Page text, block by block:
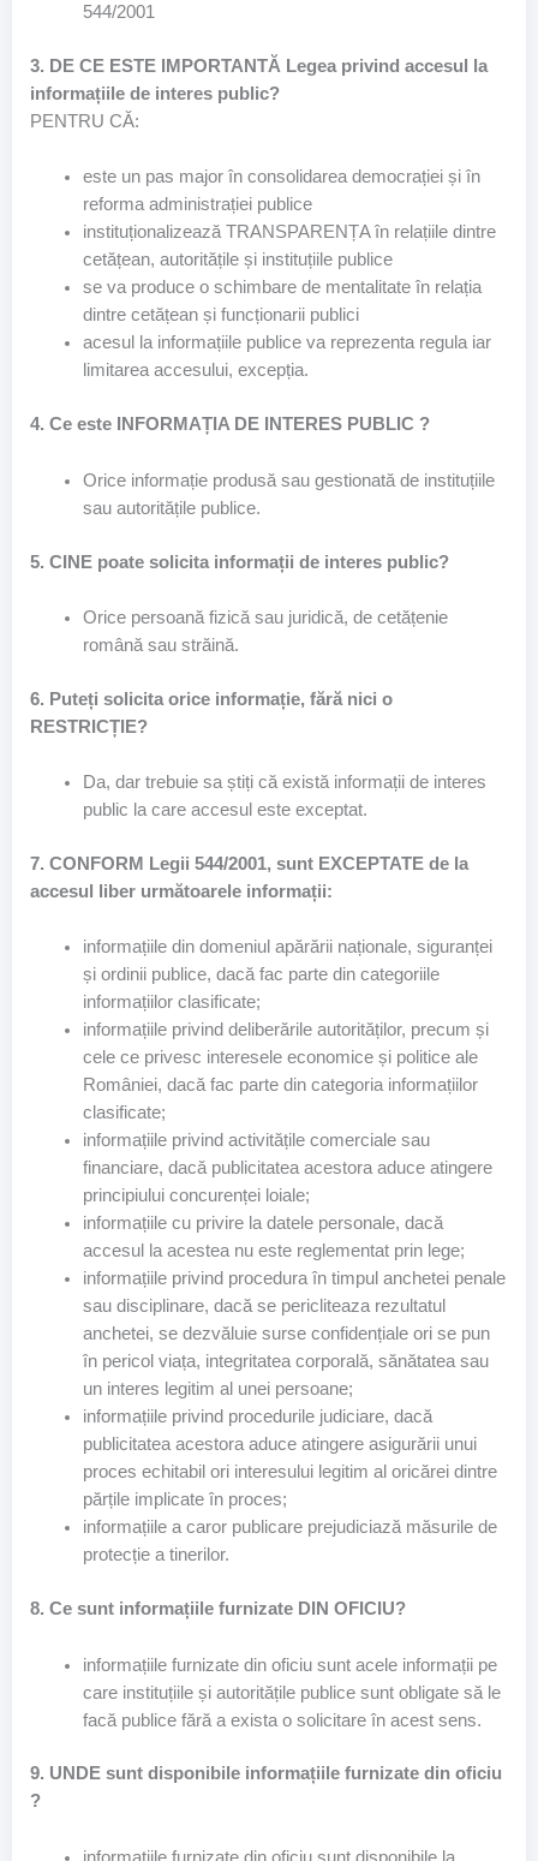
544/2001
3. DE CE ESTE IMPORTANTĂ Legea privind accesul la
informațiile de interes public?
PENTRU CĂ:
este un pas major în consolidarea democrației și în
reforma administrației publice
instituționalizează TRANSPARENȚA în relațiile dintre
cetățean, autoritățile și instituțiile publice
se va produce o schimbare de mentalitate în relația
dintre cetățean și funcționarii publici
acesul la informațiile publice va reprezenta regula iar
limitarea accesului, excepția.
4. Ce este INFORMAȚIA DE INTERES PUBLIC ?
Orice informație produsă sau gestionată de instituțiile
sau autoritățile publice.
5. CINE poate solicita informații de interes public?
Orice persoană fizică sau juridică, de cetățenie
română sau străină.
6. Puteți solicita orice informație, fără nici o
RESTRICȚIE?
Da, dar trebuie sa știți că există informații de interes
public la care accesul este exceptat.
7. CONFORM Legii 544/2001, sunt EXCEPTATE de la
accesul liber următoarele informații:
informațiile din domeniul apărării naționale, siguranței
și ordinii publice, dacă fac parte din categoriile
informațiilor clasificate;
informațiile privind deliberările autorităților, precum și
cele ce privesc interesele economice și politice ale
României, dacă fac parte din categoria informațiilor
clasificate;
informațiile privind activitățile comerciale sau
financiare, dacă publicitatea acestora aduce atingere
principiului concurenței loiale;
informațiile cu privire la datele personale, dacă
accesul la acestea nu este reglementat prin lege;
informațiile privind procedura în timpul anchetei penale
sau disciplinare, dacă se pericliteaza rezultatul
anchetei, se dezvăluie surse confidențiale ori se pun
în pericol viața, integritatea corporală, sănătatea sau
un interes legitim al unei persoane;
informațiile privind procedurile judiciare, dacă
publicitatea acestora aduce atingere asigurării unui
proces echitabil ori interesului legitim al oricărei dintre
părțile implicate în proces;
informațiile a caror publicare prejudiciază măsurile de
protecție a tinerilor.
8. Ce sunt informațiile furnizate DIN OFICIU?
informațiile furnizate din oficiu sunt acele informații pe
care instituțiile și autoritățile publice sunt obligate să le
facă publice fără a exista o solicitare în acest sens.
9. UNDE sunt disponibile informațiile furnizate din oficiu
?
informațiile furnizate din oficiu sunt disponibile la